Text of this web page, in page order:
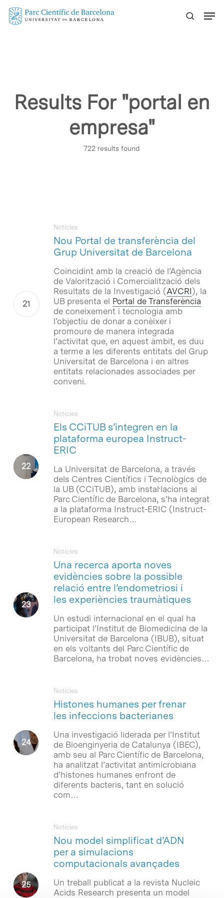
Skip
Results For "portal en
empresa"
722 results found
Nou Portal de transferència del
Grup Universitat de Barcelona
Notícies
Coincidint amb la creació de l’Agència
de Valorització i Comercialització dels
Resultats de la Investigació (AVCRI), la
UB presenta el Portal de Transferència
de coneixement i tecnologia amb
l’objectiu de donar a conèixer i
promoure de manera integrada
l’activitat que, en aquest àmbit, es duu
a terme a les diferents entitats del Grup
Universitat de Barcelona i en altres
entitats relacionades associades per
conveni.
Els CCiTUB s’integren en la
plataforma europea Instruct-
ERIC
Notícies
La Universitat de Barcelona, a través
dels Centres Científics i Tecnològics de
la UB (CCiTUB), amb instal·lacions al
Parc Científic de Barcelona, s’ha integrat
a la plataforma Instruct-ERIC (Instruct-
European Research…
Una recerca aporta noves
evidències sobre la possible
relació entre l’endometriosi i
les experiències traumàtiques
Notícies
Un estudi internacional en el qual ha
participat l’Institut de Biomedicina de la
Universitat de Barcelona (IBUB), situat
en els voltants del Parc Científic de
Barcelona, ha trobat noves evidències…
Histones humanes per frenar
les infeccions bacterianes
Notícies
Una investigació liderada per l’Institut
de Bioenginyeria de Catalunya (IBEC),
amb seu al Parc Científic de Barcelona,
ha analitzat l’activitat antimicrobiana
d’histones humanes enfront de
diferents bacteris, tant en solució
com…
Nou model simplificat d’ADN
per a simulacions
computacionals avançades
Notícies
Un treball publicat a la revista Nucleic
Acids Research presenta un model